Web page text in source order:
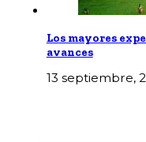
Los mayores
avances
13 septiembre,